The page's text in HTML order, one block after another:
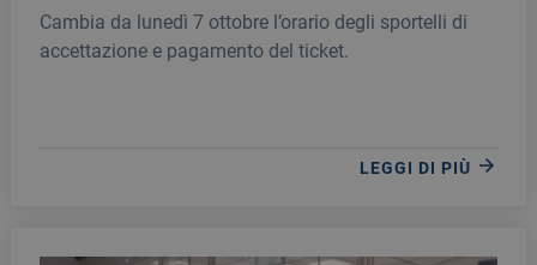
Cambia da lunedì 7 ottobre l’orario degli sportelli di
accettazione e pagamento del ticket.
LEGGI DI PIÙ